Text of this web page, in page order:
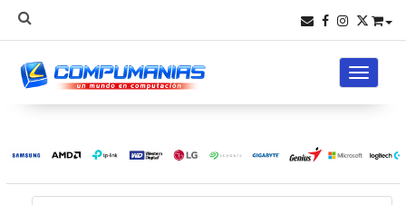
Toggle